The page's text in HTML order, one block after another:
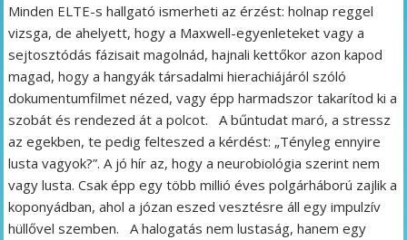
Minden ELTE-s hallgató ismerheti az érzést: holnap reggel
vizsga, de ahelyett, hogy a Maxwell-egyenleteket vagy a
sejtosztódás fázisait magolnád, hajnali kettőkor azon kapod
magad, hogy a hangyák társadalmi hierachiájáról szóló
dokumentumfilmet nézed, vagy épp harmadszor takarítod ki a
szobát és rendezed át a polcot. A bűntudat maró, a stressz
az egekben, te pedig felteszed a kérdést: „Tényleg ennyire
lusta vagyok?”. A jó hír az, hogy a neurobiológia szerint nem
vagy lusta. Csak épp egy több millió éves polgárháború zajlik a
koponyádban, ahol a józan eszed vesztésre áll egy impulzív
hüllővel szemben. A halogatás nem lustaság, hanem egy